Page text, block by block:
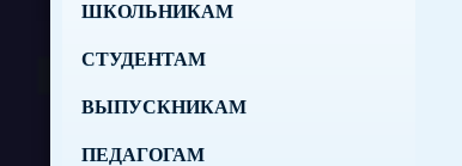
ШКОЛЬНИКАМ
СТУДЕНТАМ
ВЫПУСКНИКАМ
ПЕДАГОГАМ